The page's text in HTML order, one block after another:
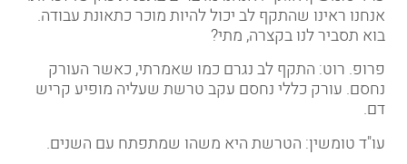
אנחנו ראינו שהתקף לב יכול להיות מוכר כתאונת עבודה.
בוא תסביר לנו בקצרה, מתי?
פרופ. רוט: התקף לב נגרם כמו שאמרתי, כאשר העורק
נחסם. עורק כללי נחסם עקב טרשת שעליה מופיע קריש
דם.
עו"ד טומשין: הטרשת היא משהו שמתפתח עם השנים.